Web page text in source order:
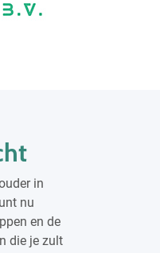
in
nu
en de
die je zult